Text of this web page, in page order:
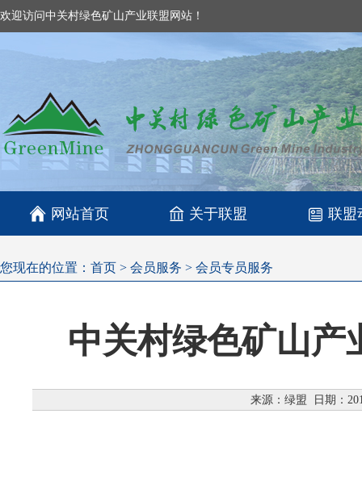
欢迎访问中关村绿色矿山产业联盟网站！
 网站首页 关于联盟 联盟
您现在的位置： 首页 > 会员服务 > 会员专员服务
中关村绿色矿山产
来源：绿盟 日期：